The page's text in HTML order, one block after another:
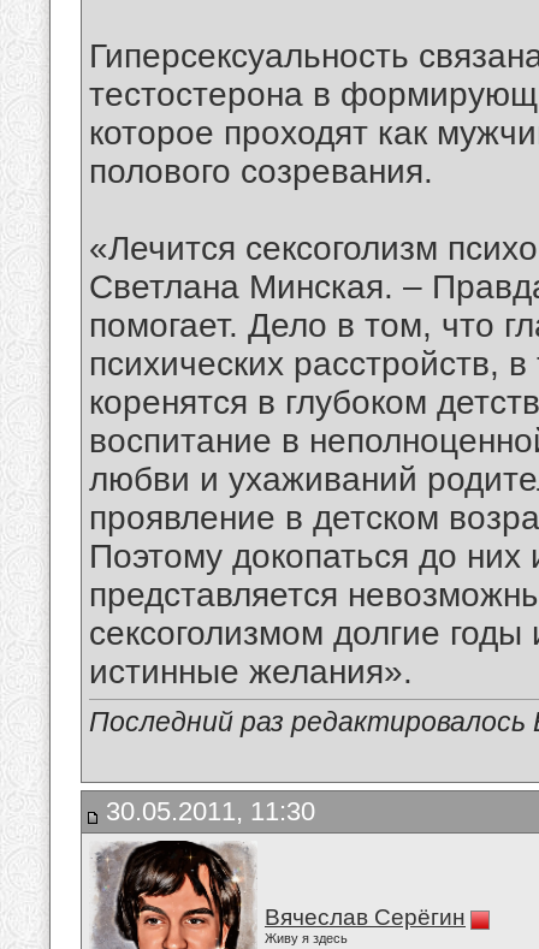
Гиперсексуальность
тестостерона в
которое проходят как
полового созревания.
«Лечится сексоголизм
Светлана Минская. –
помогает. Дело в том, что
психических расстройств,
коренятся в глубоком
воспитание в
любви и ухаживаний
проявление в детском
Поэтому докопаться до них
представляется
сексоголизмом долгие
истинные желания».
Последний раз
30.05.2011, 11:30
Вячеслав Серёгин
Живу я здесь